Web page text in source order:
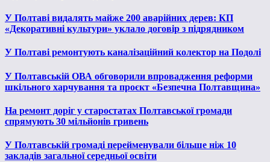
У Полтаві видалять майже 200 аварійних дерев: КП
«Декоративні культури» уклало договір з підрядником
У Полтаві ремонтують каналізаційний колектор на Подолі
У Полтавській ОВА обговорили впровадження реформи
шкільного харчування та проєкт «Безпечна Полтавщина»
На ремонт доріг у старостатах Полтавської громади
спрямують 30 мільйонів гривень
У Полтавській громаді перейменували більше ніж 10
закладів загальної середньої освіти